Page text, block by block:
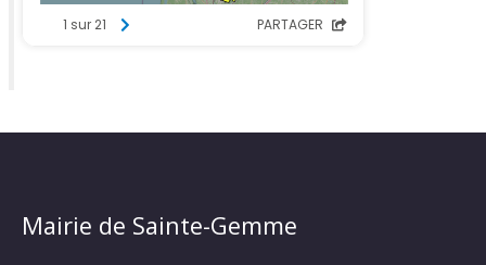
Mairie de Sainte-Gemme